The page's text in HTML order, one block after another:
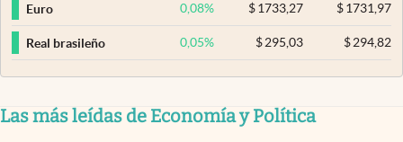
Euro 0,08% $ 1733,27 $1731,97
Real brasileño 0,05% $295,03 $294,82
Las más leídas de Economía y Política